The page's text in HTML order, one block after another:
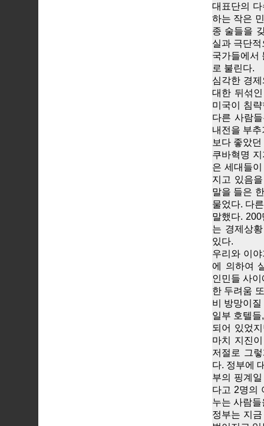
대표단의
하는 작은
종 술들을
실과 극단
국가들에서
로 불린다.
심각한 경
대한 뒤섞
미국이 침
다른 사람
내전을 부
보다 좋았
쿠바혁명
은 세대들
지고 있음
말을 들은
물었다. 다
말했다.
는 경제상
있다.
우리와 이
에 의하여
인민들 사
한 두려움
비 방망이
일부 호텔
되어 있었
마치 지진
저절로 그
다. 정부에
부의 핑계
다고 2명의
누는 사람
정부는 지